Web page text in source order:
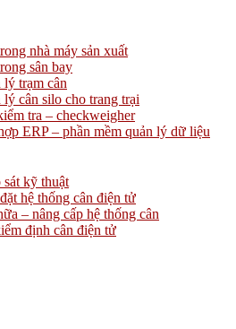
nhà máy sản xuất
sân bay
lý trạm cân
cân silo cho trang trại
tra – checkweigher
ERP – phần mềm quản lý dữ liệu
kỹ thuật
hệ thống cân điện tử
– nâng cấp hệ thống cân
định cân điện tử